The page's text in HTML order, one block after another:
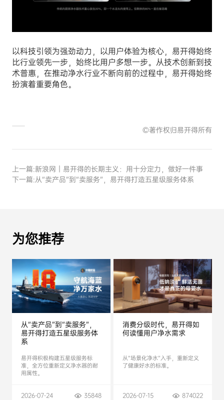
以科技引领为强劲动力，以用户体验为核心，易开得始终
比行业领先一步，始终比用户多想一步。从技术创新到技
术普惠，在推动净水行业不断向前的过程中，易开得始终
扮演着重要角色。
©著作权归易开得所有
上一篇:新浪网｜易开得的长期主义：用十分定力，做好一件事
下一篇:从“卖产品”到“卖服务”，易开得打造五星级服务体系
为您推荐
从“卖产品”到“卖服务”，
易开得打造五星级服务体
系
易开得积极构建五星级服务标
准，全方位重新定义净水器的耐
用属性。
2026-07-24 35848
消费分级时代，易开得如
何读懂用户净水需求
从“场景化净水”入手，重新定义
了健康好水的标准。
2026-07-15 874022